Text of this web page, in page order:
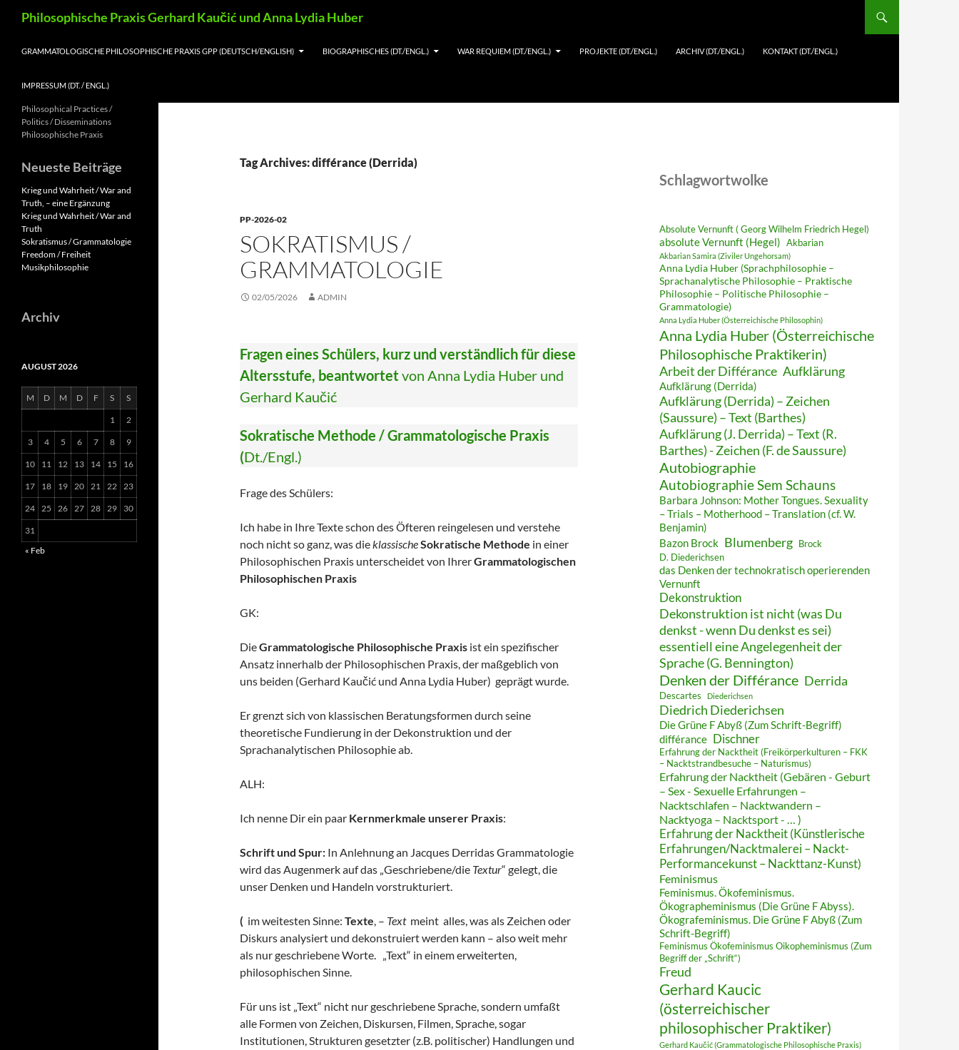
Philosophische Praxis Gerhard Kaučić und Anna Lydia Huber
GRAMMATOLOGISCHE PHILOSOPHISCHE PRAXIS GPP (DEUTSCH/ENGLISH) BIOGRAPHISCHES (DT./ENGL.) WAR REQUIEM (DT./ENGL.) PROJEKTE (DT./ENGL.) ARCHIV (DT./ENGL.) KONTAKT (DT./ENGL.)
IMPRESSUM (DT. / ENGL.)
Tag Archives: différance (Derrida)
PP-2026-02
SOKRATISMUS /
GRAMMATOLOGIE
02/05/2026 ADMIN
Fragen eines Schülers, kurz und verständlich für diese
Altersstufe, beantwortet von Anna Lydia Huber und
Gerhard Kaučić
Sokratische Methode / Grammatologische Praxis
(Dt./Engl.)
Frage des Schülers:
Ich habe in Ihre Texte schon des Öfteren reingelesen und verstehe
noch nicht so ganz, was dieklassischeSokratische Methode in einer
Philosophischen Praxis unterscheidet von IhrerGrammatologischen
Philosophischen Praxis
GK:
DieGrammatologische Philosophische Praxis ist ein spezifischer
Ansatz innerhalb der Philosophischen Praxis, der maßgeblich von
uns beiden (Gerhard Kaučić und Anna Lydia Huber) geprägt wurde.
Er grenzt sich von klassischen Beratungsformen durch seine
theoretische Fundierung in der Dekonstruktion und der
Sprachanalytischen Philosophie ab.
ALH:
Ich nenne Dir ein paar Kernmerkmale unserer Praxis:
Schrift und Spur: In Anlehnung an Jacques Derridas Grammatologie
wird das Augenmerk auf das „Geschriebene/die Textur“ gelegt, die
unser Denken und Handeln vorstrukturiert.
( im weitesten Sinne: Texte, – Text meint alles, was als Zeichen oder
Diskurs analysiert und dekonstruiert werden kann – also weit mehr
als nur geschriebene Worte. „Text“ in einem erweiterten,
philosophischen Sinne.
Für uns ist „Text“ nicht nur geschriebene Sprache, sondern umfaßt
alle Formen von Zeichen, Diskursen, Filmen, Sprache, sogar
Institutionen, Strukturen gesetzter (z.B. politischer) Handlungen und
Schlagwortwolke
Absolute Vernunft ( Georg Wilhelm Friedrich Hegel)
absolute Vernunft (Hegel) Akbarian
Akbarian Samira (Ziviler Ungehorsam)
Anna Lydia Huber (Sprachphilosophie –
Sprachanalytische Philosophie – Praktische
Philosophie – Politische Philosophie –
Grammatologie)
Anna Lydia Huber (Österreichische Philosophin)
Anna Lydia Huber (Österreichische
Philosophische Praktikerin)
Arbeit der Différance Aufklärung
Aufklärung (Derrida)
Aufklärung (Derrida) – Zeichen
(Saussure) – Text (Barthes)
Aufklärung (J. Derrida) – Text (R.
Barthes) - Zeichen (F. de Saussure)
Autobiographie
Autobiographie Sem Schauns
Barbara Johnson: Mother Tongues. Sexuality
– Trials – Motherhood – Translation (cf. W.
Benjamin)
Bazon Brock Blumenberg Brock
D. Diederichsen
das Denken der technokratisch operierenden
Vernunft
Dekonstruktion
Dekonstruktion ist nicht (was Du
denkst - wenn Du denkst es sei)
essentiell eine Angelegenheit der
Sprache (G. Bennington)
Denken der Différance Derrida
Descartes Diederichsen
Diedrich Diederichsen
Die Grüne F Abyß (Zum Schrift-Begriff)
différance
Dischner
Erfahrung der Nacktheit (Freikörperkulturen – FKK
– Nacktstrandbesuche – Naturismus)
Erfahrung der Nacktheit (Gebären - Geburt
– Sex - Sexuelle Erfahrungen –
Nacktschlafen – Nacktwandern –
Nacktyoga – Nacktsport - … )
Erfahrung der Nacktheit (Künstlerische
Erfahrungen/Nacktmalerei – Nackt-
Performancekunst – Nackttanz-Kunst)
Feminismus
Feminismus. Ökofeminismus.
Ökographeminismus (Die Grüne F Abyss).
Ökografeminismus. Die Grüne F Abyß (Zum
Schrift-Begriff)
Feminismus Ökofeminismus Oikopheminismus (Zum
Begriff der „Schrift“)
Freud
Gerhard Kaucic
(österreichischer
philosophischer Praktiker)
Gerhard Kaučić (Grammatologische Philosophische Praxis)
Philosophical Practices /
Politics / Disseminations
Philosophische Praxis
Neueste Beiträge
Krieg und Wahrheit / War and
Truth, – eine Ergänzung
Krieg und Wahrheit / War and
Truth
Sokratismus / Grammatologie
Freedom / Freiheit
Musikphilosophie
Archiv
AUGUST 2026
M D M D F S S
1 2
3 4 5 6 7 8 9
10 11 12 13 14 15 16
17 18 19 20 21 22 23
24 25 26 27 28 29 30
31
« Feb